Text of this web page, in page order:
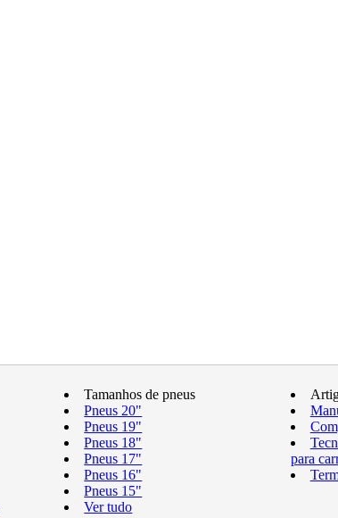
Tamanhos de pneus
Pneus 20"
Pneus 19"
Pneus 18"
Pneus 17"
Pneus 16"
Pneus 15"
Ver tudo
para